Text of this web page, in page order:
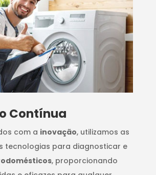
Contínua
com a inovação, utilizamos as
tecnologias para diagnosticar e
, proporcionando